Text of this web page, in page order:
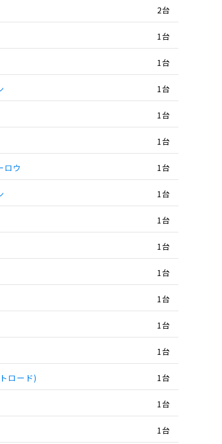
2台
1台
1台
1台
1台
1台
ロウ 1台
1台
1台
1台
1台
1台
1台
1台
ロード) 1台
1台
1台